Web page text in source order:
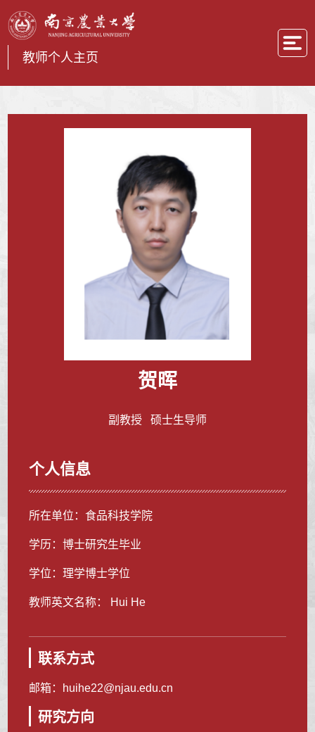
教师个人主页
贺晖
副教授 硕士生导师
个人信息
所在单位：食品科技学院
学历：博士研究生毕业
学位：理学博士学位
教师英文名称： Hui He
联系方式
邮箱： huihe22@njau.edu.cn
研究方向